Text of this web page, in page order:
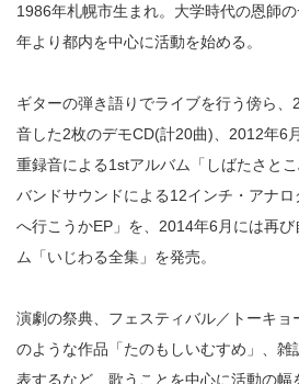
1986年札幌市生まれ。大学時代の恩師
年より都内を中心に活動を始める。
ギターの弾き語りでライブを行う傍ら
音した2枚のデモCD(計20曲)、2012年6
重録音による1stアルバム「しばたさと
バンドサウンドによる12インチ・アナ
へ行こうかEP」を、2014年6月には再
ム「いじわる全集」を発売。
演劇の祭典、フェスティバル／トーキョ
のような作品「たのもしいむすめ」、雑
表するなど、歌うことを中心に活動の幅